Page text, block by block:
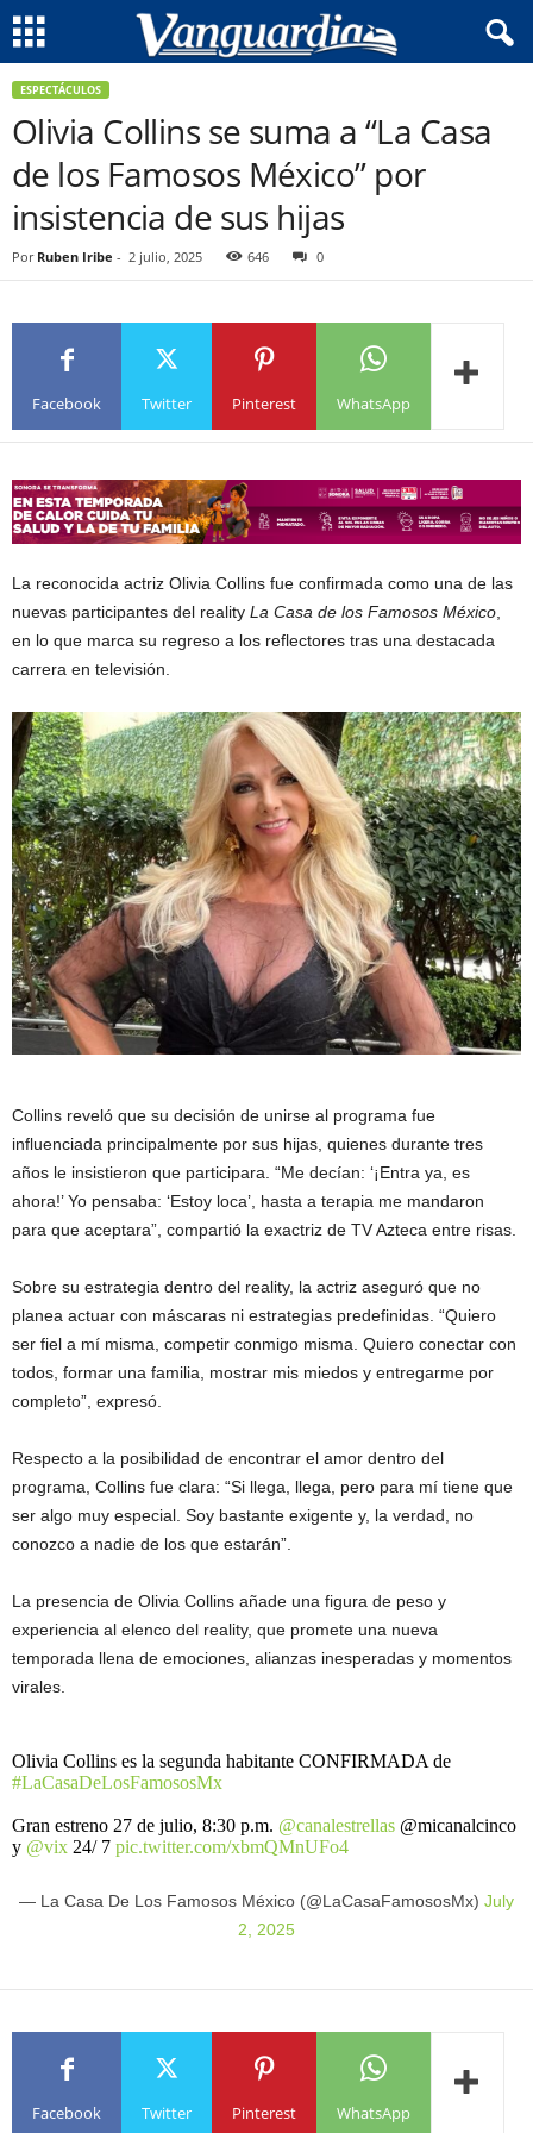
ESPECTÁCULOS
Olivia Collins se suma a “La Casa
de los Famosos México” por
insistencia de sus hijas
Por Ruben Iribe - 2 julio, 2025 646 0
Facebook Twitter Pinterest WhatsApp
La reconocida actriz Olivia Collins fue confirmada como una de las
nuevas participantes del reality La Casa de los Famosos México
en lo que marca su regreso a los reflectores tras una destacada
carrera en televisión.
Collins reveló que su decisión de unirse al programa fue
influenciada principalmente por sus hijas, quienes durante tres
años le insistieron que participara. “Me decían: ‘¡Entra ya, es
ahora!’ Yo pensaba: ‘Estoy loca’, hasta a terapia me mandaron
para que aceptara”, compartió la exactriz de TV Azteca entre risas.
Sobre su estrategia dentro del reality, la actriz aseguró que no
planea actuar con máscaras ni estrategias predefinidas. “Quiero
ser fiel a mí misma, competir conmigo misma. Quiero conectar con
todos, formar una familia, mostrar mis miedos y entregarme por
completo”, expresó.
Respecto a la posibilidad de encontrar el amor dentro del
programa, Collins fue clara: “Si llega, llega, pero para mí tiene que
ser algo muy especial. Soy bastante exigente y, la verdad, no
conozco a nadie de los que estarán”.
La presencia de Olivia Collins añade una figura de peso y
experiencia al elenco del reality, que promete una nueva
temporada llena de emociones, alianzas inesperadas y momentos
virales.
Olivia Collins es la segunda habitante CONFIRMADA de
#LaCasaDeLosFamososMx
Gran estreno 27 de julio, 8:30 p.m. @canalestrellas @micanalcinco
y @vix 24/ 7 pic.twitter.com/xbmQMnUFo4
— La Casa De Los Famosos México (@LaCasaFamososMx) July
2, 2025
Facebook Twitter Pinterest WhatsApp